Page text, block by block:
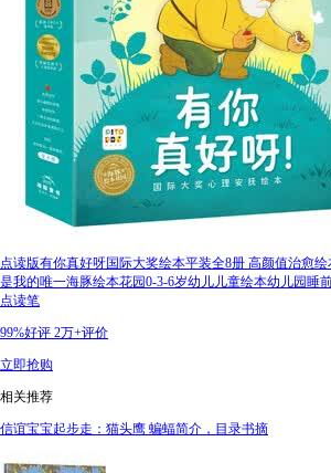
点读版有你真好呀国际大奖绘本平装全8册 高颜值治愈
是我的唯一海豚绘本花园0-3-6岁幼儿儿童绘本幼儿园睡
点读笔
99%好评 2万+评价
立即抢购
相关推荐
信谊宝宝起步走：猫头鹰 蝙蝠简介，目录书摘